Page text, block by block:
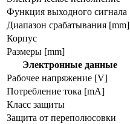
Функция выходного сигнала
Диапазон срабатывания [mm]
Корпус
Размеры [mm]
Электронные данные
Рабочее напряжение [V]
Потребление тока [mA]
Класс защиты
Защита от переполюсовки